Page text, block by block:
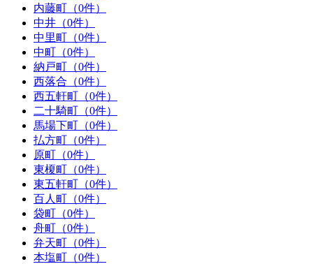
内藤町（0件）
中井（0件）
中里町（0件）
中町（0件）
納戸町（0件）
西落合（0件）
西五軒町（0件）
二十騎町（0件）
馬場下町（0件）
払方町（0件）
原町（0件）
東榎町（0件）
東五軒町（0件）
百人町（0件）
袋町（0件）
舟町（0件）
弁天町（0件）
本塩町（0件）